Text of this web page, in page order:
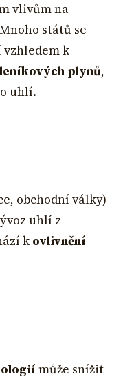
vlivům na
států se
vzhledem k
plynů,
uhlí.
obchodní války)
uhlí z
k ovlivnění
může snížit